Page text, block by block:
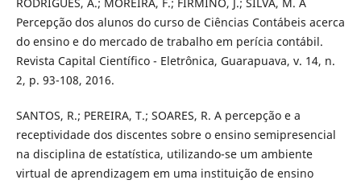
Percepção dos alunos do curso de Ciências Contábeis acerca
do ensino e do mercado de trabalho em perícia contábil.
Revista Capital Científico - Eletrônica, Guarapuava, v. 14, n.
2, p. 93-108, 2016.
SANTOS, R.; PEREIRA, T.; SOARES, R. A percepção e a
receptividade dos discentes sobre o ensino semipresencial
na disciplina de estatística, utilizando-se um ambiente
virtual de aprendizagem em uma instituição de ensino